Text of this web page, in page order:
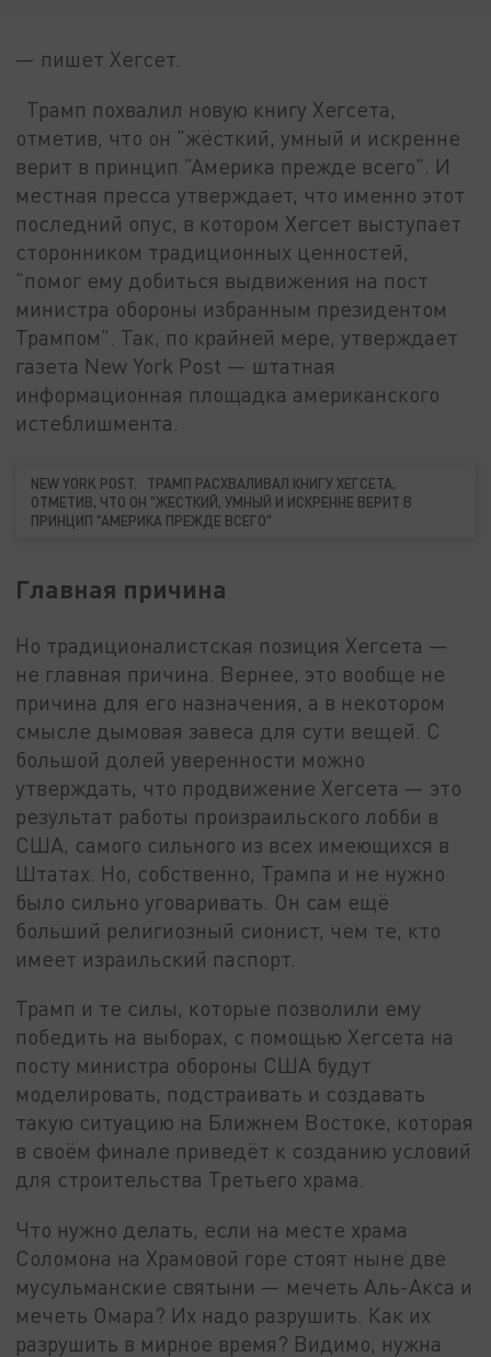
— пишет Хегсет.
Трамп похвалил новую книгу Хегсета,
отметив, что он "жёсткий, умный и искренне
верит в принцип "Америка прежде всего". И
местная пресса утверждает, что именно этот
последний опус, в котором Хегсет выступает
сторонником традиционных ценностей,
"помог ему добиться выдвижения на пост
министра обороны избранным президентом
Трампом". Так, по крайней мере, утверждает
газета New York Post — штатная
информационная площадка американского
истеблишмента.
NEW YORK POST. ТРАМП РАСХВАЛИВАЛ КНИГУ ХЕГСЕТА,
ОТМЕТИВ, ЧТО ОН "ЖЕСТКИЙ, УМНЫЙ И ИСКРЕННЕ ВЕРИТ В
ПРИНЦИП "АМЕРИКА ПРЕЖДЕ ВСЕГО"
Главная причина
Но традиционалистская позиция Хегсета —
не главная причина. Вернее, это вообще не
причина для его назначения, а в некотором
смысле дымовая завеса для сути вещей. С
большой долей уверенности можно
утверждать, что продвижение Хегсета — это
результат работы произраильского лобби в
США, самого сильного из всех имеющихся в
Штатах. Но, собственно, Трампа и не нужно
было сильно уговаривать. Он сам ещё
больший религиозный сионист, чем те, кто
имеет израильский паспорт.
Трамп и те силы, которые позволили ему
победить на выборах, с помощью Хегсета на
посту министра обороны США будут
моделировать, подстраивать и создавать
такую ситуацию на Ближнем Востоке, которая
в своём финале приведёт к созданию условий
для строительства Третьего храма.
Что нужно делать, если на месте храма
Соломона на Храмовой горе стоят ныне две
мусульманские святыни — мечеть Аль-Акса и
мечеть Омара? Их надо разрушить. Как их
разрушить в мирное время? Видимо, нужна